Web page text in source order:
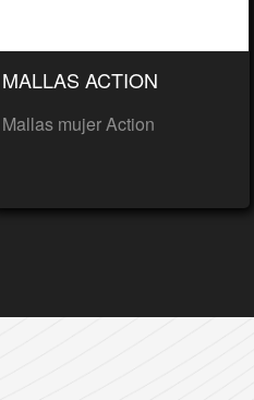
MALLAS ACTION
Mallas mujer Action